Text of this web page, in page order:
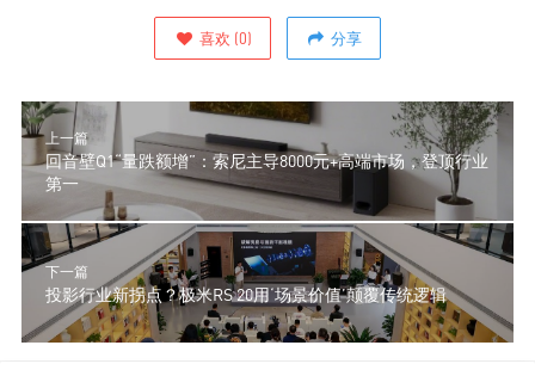
喜欢 (0) 分享
上一篇
回音壁Q1“量跌额增”：索尼主导8000元+高端市场，登顶行业
第一
下一篇
投影行业新拐点？极米RS 20用‘场景价值’颠覆传统逻辑